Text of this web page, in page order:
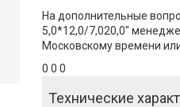
На дополнительные
5,0*12,0/7,020,0"
Московскому времени
0 0 0
Технические